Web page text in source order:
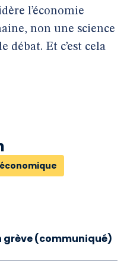
l’économie
non une science
débat. Et c’est cela
grève (communiqué)